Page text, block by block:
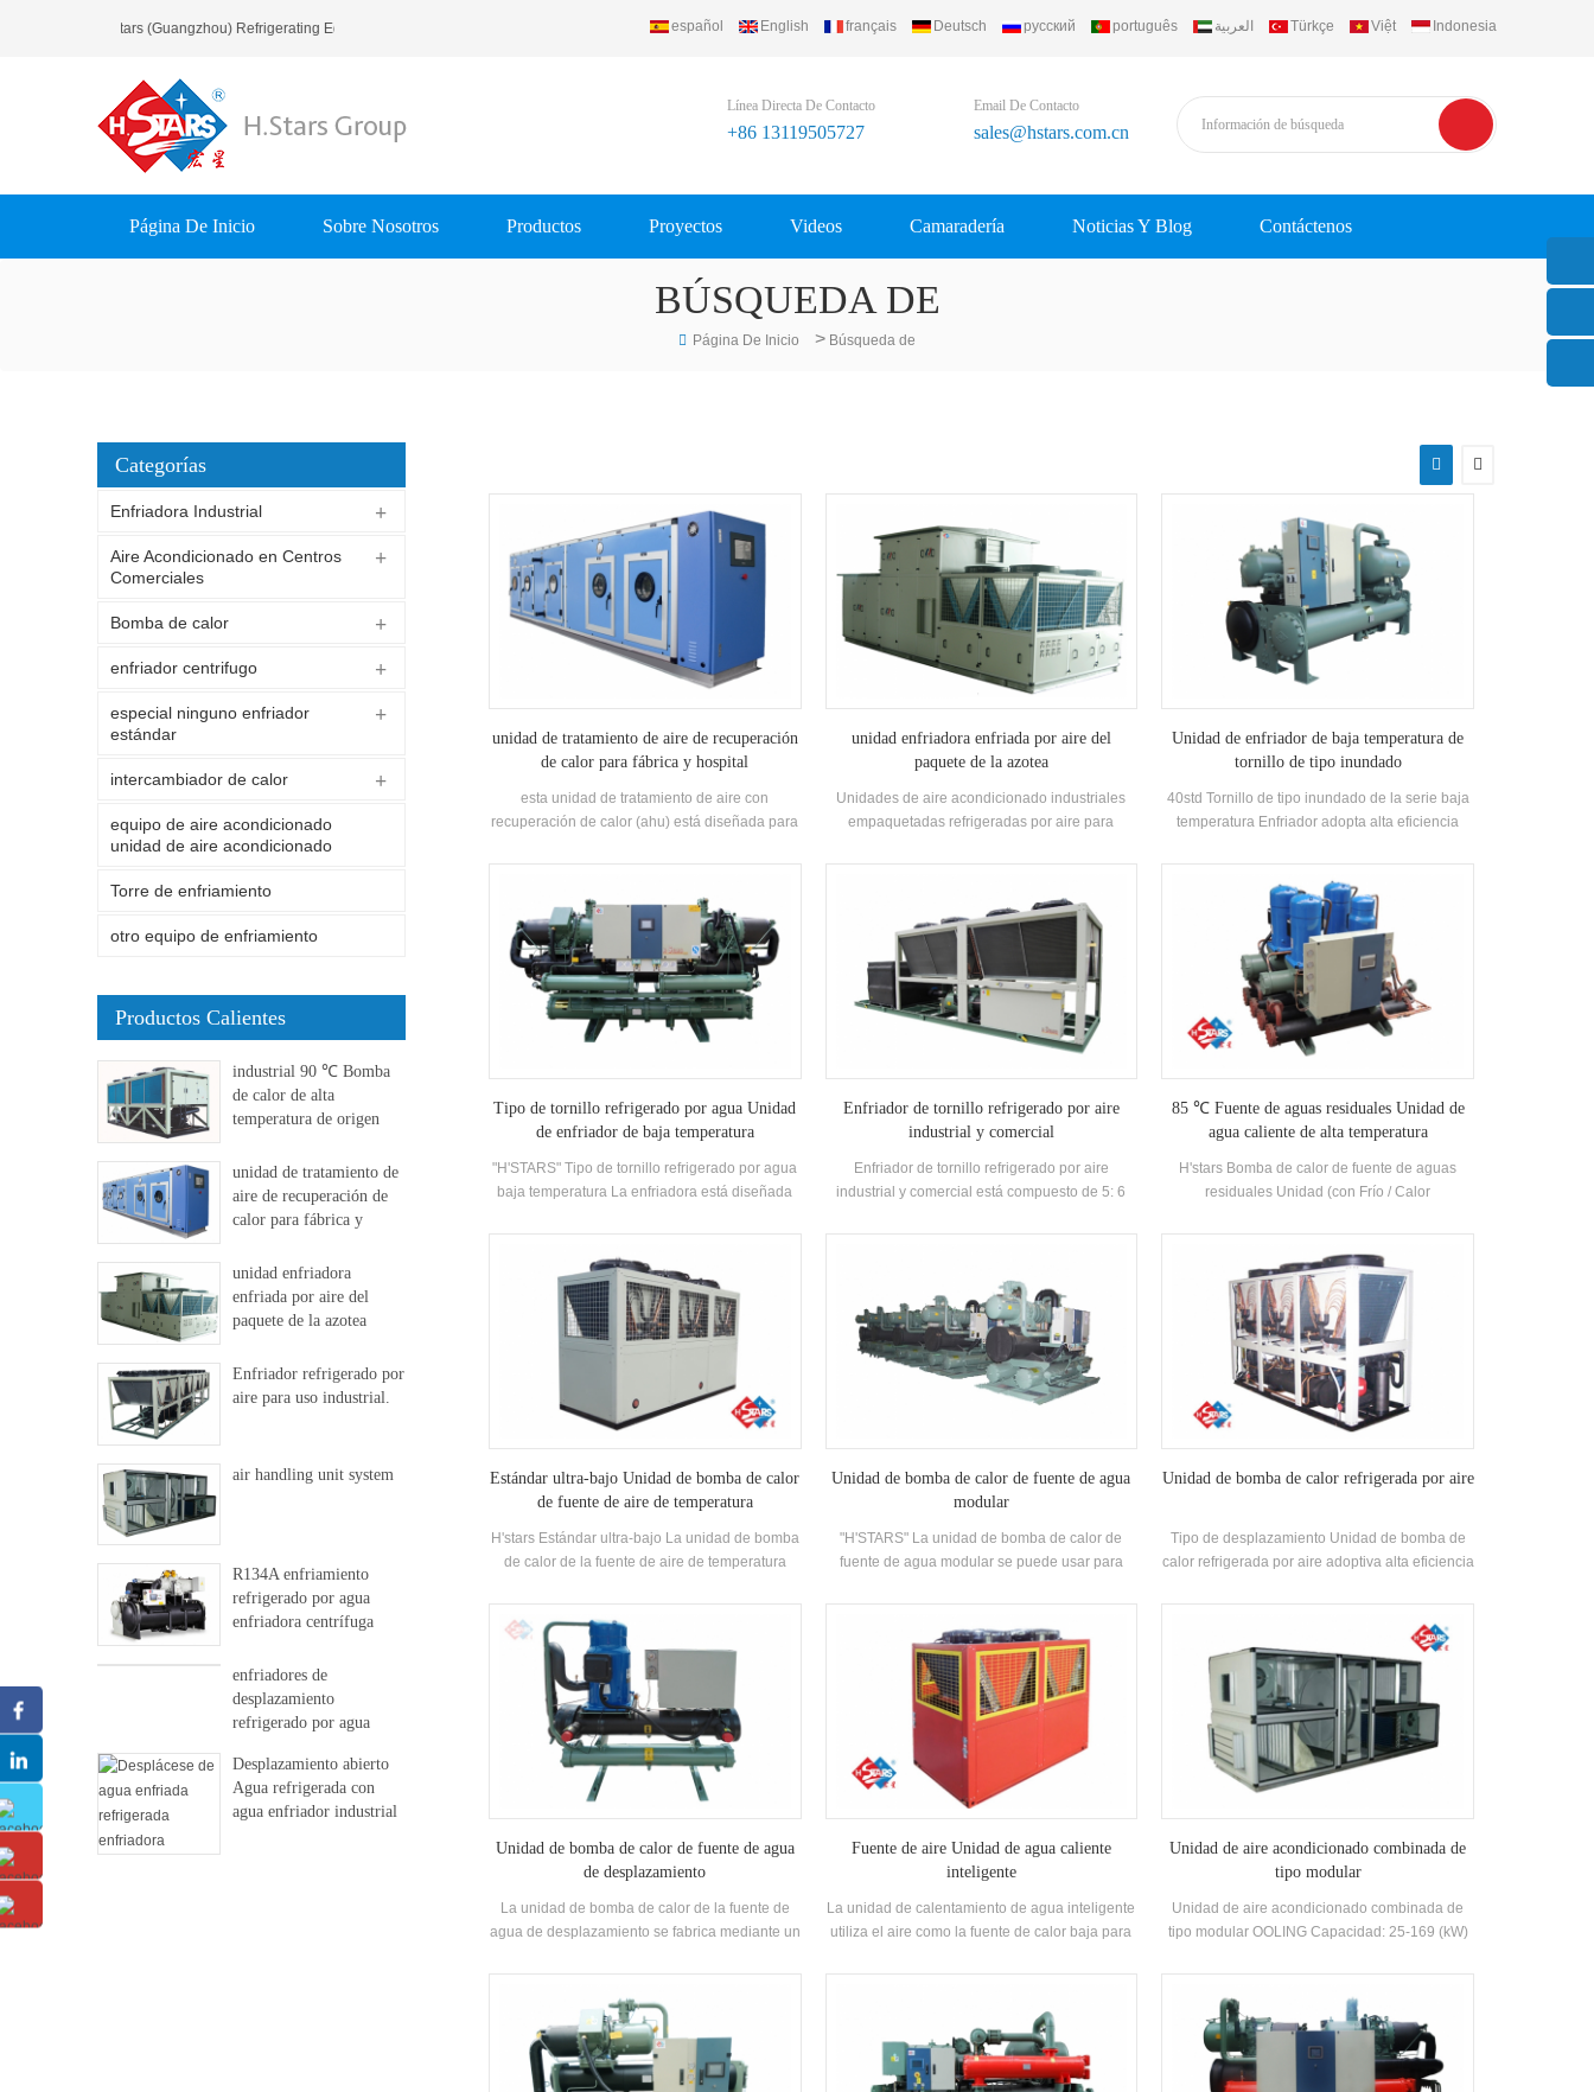
Bienvenido A H.Stars (Guangzhou) Refrigerating Equipment Group Ltd.. español English français Deutsch русский português العربية Türkçe Việt Indonesia
Línea Directa De Contacto
+86 13119505727
Email De Contacto
sales@hstars.com.cn
Página De Inicio Sobre Nosotros Productos Proyectos Videos Camaradería Noticias Y Blog Contáctenos
BÚSQUEDA DE
Página De Inicio > Búsqueda de
unidad de tratamiento de aire de recuperación
de calor para fábrica y hospital
esta unidad de tratamiento de aire con
recuperación de calor (ahu) está diseñada para
enfriamiento, calefacción, humidificación,
deshumidificación y purificación de aire.
unidad enfriadora enfriada por aire del
paquete de la azotea
Unidades de aire acondicionado industriales
empaquetadas refrigeradas por aire para
ofrece soluciones para la industria farmacéutica,
automóvil, la industria de impresión y alimentos,
edificios comerciales, tratamiento de COV y
protección del medio ambiente, calidad del aire
interior, ventilación marina
Unidad de enfriador de baja temperatura de
tornillo de tipo inundado
40std Tornillo de tipo inundado de la serie baja
temperatura Enfriador adopta alta eficiencia
yfabricado alta eficiencia Evaporador de tipo
inundado, R22 y R134A refrigerante. La
recuperación de calor se puede configurar en
función de las necesidades térmicas del cliente.
La unidad tiene 39 especificaciones estándar.
Tipo de tornillo refrigerado por agua Unidad
de enfriador de baja temperatura
"H'STARS" Tipo de tornillo refrigerado por agua
baja temperatura La enfriadora está diseñada
enfriamiento. Requiere una gama completa de
modelos para cumplir con los requisitos de
diferentes capacidades de enfriamiento y
temperatura Requisitos. Marca: H'stars
Enfriador de tornillo refrigerado por aire
industrial y comercial
Enfriador de tornillo refrigerado por aire
industrial y comercial está compuesto de 5: 6
Condensador y evaporador, y equipado con
Componentes, que se puede utilizar
ampliamente en diferentes industrias.
85 ℃ Fuente de aguas residuales Unidad de
agua caliente de alta temperatura
H'stars Bomba de calor de fuente de aguas
residuales Unidad (con Frío / Calor
desarrollado y producido para la casa de baños,
piscina de aguas termales, piscina y otros
lugares de baño, extrayendo el calor de las
aguas residuales domésticas, ahorrando
energía y protegiendo el medio ambiente.
Energía El ahorro es 30% ~ 50% En
comparación con el método de calentamiento
convencional, que puede reducir en gran
medida la operación. Costo.
Estándar ultra-bajo Unidad de bomba de calor
de fuente de aire de temperatura
H'stars Estándar ultra-bajo La unidad de bomba
de calor de la fuente de aire de temperatura
-25 ℃ ~ 43, utilizando aire como fuente de calor,
no se descargan contaminantes, y 55 ° C El
agua caliente está preparada para satisfacer la
demanda de agua caliente entre 35-55 ° C.
Función de calefacción, adecuada para
suministro de aire directo o radiación de piso
Calefacción.
Unidad de bomba de calor de fuente de agua
modular
"H'STARS" La unidad de bomba de calor de
fuente de agua modular se puede usar para
reemplazado por una máquina. El sistema
puede reemplazar la caldera original y el aire
acondicionado Sistema; La capacidad de
enfriamiento es suficiente, la eficiencia es alta,
la limpieza y el mantenimiento son fáciles, y la
calificación de eficiencia energética es 5-1.
nivel.
Unidad de bomba de calor refrigerada por aire
Tipo de desplazamiento Unidad de bomba de
calor refrigerada por aire adoptiva alta eficiencia
cerrado, Auto-desarrollado y fabricado alta
eficiencia Shell-and-tube Intercambiador de
calor y intercambiador de calor de bobina,
utilizando R22, R134A, R407C refrigerante
Unidad de bomba de calor de fuente de agua
de desplazamiento
La unidad de bomba de calor de la fuente de
agua de desplazamiento se fabrica mediante un
control electrónico, y está equipado con
investigación independiente y desarrollo de alta
eficiencia Intercambiador de calor espiral
Fuente de aire Unidad de agua caliente
inteligente
La unidad de calentamiento de agua inteligente
utiliza el aire como la fuente de calor baja para
eficiente y ambientalmente amigable.
Unidad de aire acondicionado combinada de
tipo modular
Unidad de aire acondicionado combinada de
tipo modular OOLING Capacidad: 25-169 (kW)
farmacéutico, industria alimentaria
Categorías
Enfriadora Industrial
Aire Acondicionado en Centros
Comerciales
Bomba de calor
enfriador centrifugo
especial ninguno enfriador
estándar
intercambiador de calor
equipo de aire acondicionado
unidad de aire acondicionado
Torre de enfriamiento
otro equipo de enfriamiento
Productos Calientes
industrial 90 ℃ Bomba
de calor de alta
temperatura de origen
unidad de tratamiento de
aire de recuperación de
calor para fábrica y
unidad enfriadora
enfriada por aire del
paquete de la azotea
Enfriador refrigerado por
aire para uso industrial.
air handling unit system
R134A enfriamiento
refrigerado por agua
enfriadora centrífuga
enfriadores de
desplazamiento
refrigerado por agua
Desplazamiento abierto
Agua refrigerada con
agua enfriador industrial